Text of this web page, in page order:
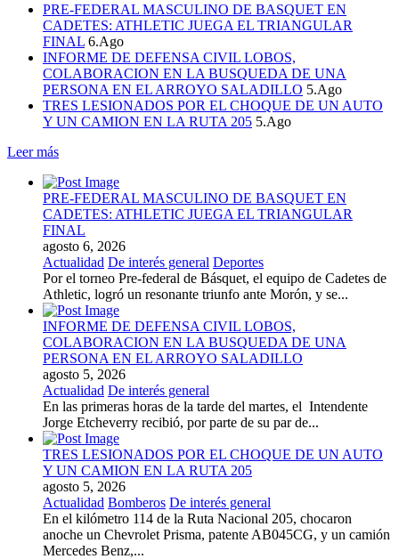
PRE-FEDERAL MASCULINO DE BASQUET EN
CADETES: ATHLETIC JUEGA EL TRIANGULAR
FINAL 6.Ago
INFORME DE DEFENSA CIVIL LOBOS,
COLABORACION EN LA BUSQUEDA DE UNA
PERSONA EN EL ARROYO SALADILLO 5.Ago
TRES LESIONADOS POR EL CHOQUE DE UN AUTO
Y UN CAMION EN LA RUTA 205 5.Ago
Leer más
PRE-FEDERAL MASCULINO DE BASQUET EN
CADETES: ATHLETIC JUEGA EL TRIANGULAR
FINAL
agosto 6, 2026
Actualidad De interés general Deportes
Por el torneo Pre-federal de Básquet, el equipo de Cadetes de
Athletic, logró un resonante triunfo ante Morón, y se...
INFORME DE DEFENSA CIVIL LOBOS,
COLABORACION EN LA BUSQUEDA DE UNA
PERSONA EN EL ARROYO SALADILLO
agosto 5, 2026
Actualidad De interés general
En las primeras horas de la tarde del martes, el Intendente
Jorge Etcheverry recibió, por parte de su par de...
TRES LESIONADOS POR EL CHOQUE DE UN AUTO
Y UN CAMION EN LA RUTA 205
agosto 5, 2026
Actualidad Bomberos De interés general
En el kilómetro 114 de la Ruta Nacional 205, chocaron
anoche un Chevrolet Prisma, patente AB045CG, y un camión
Mercedes Benz,...